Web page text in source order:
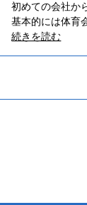
初めての会社か
基本的には体育
続きを読む